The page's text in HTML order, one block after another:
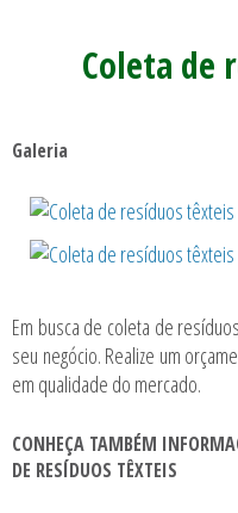
Coleta de
Galeria
Em busca de coleta de
seu negócio. Realize um
em qualidade do mercado.
CONHEÇA TAMBÉM
DE RESÍDUOS TÊXTEIS